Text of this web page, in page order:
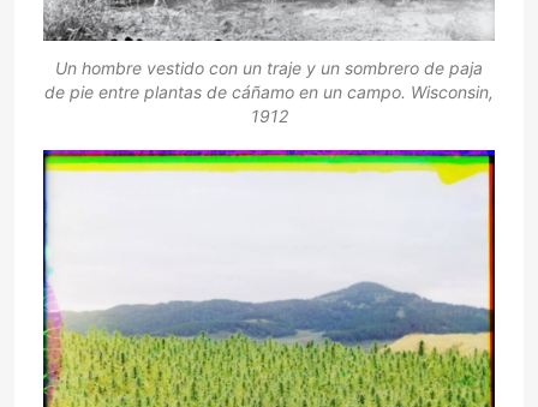
Un hombre vestido con un traje y un sombrero de paja
de pie entre plantas de cáñamo en un campo. Wisconsin,
1912